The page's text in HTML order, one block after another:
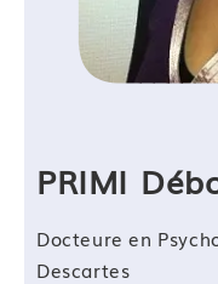
Module 09 :
Module 10 :
redirection
progression en âge
Compétence 05 :
PRIMI
Docteure en
Descartes